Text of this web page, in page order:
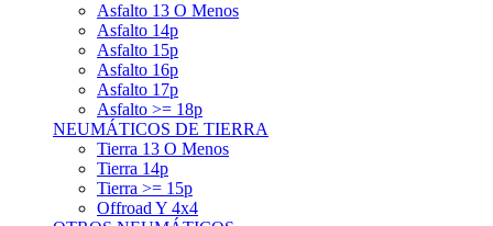
Arneses
Volantes
Pedales
Extinción
Resto De Accesorios
EQUIPACIÓN PILOTO/COPILOTO
Packs Completos
Monos De Competición
Botines De Competición
Guantes
Ropa Interior
Cascos